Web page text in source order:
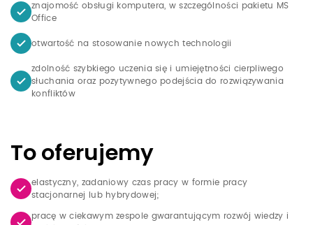
znajomość obsługi komputera, w szczególności pakietu MS
Office
otwartość na stosowanie nowych technologii
zdolność szybkiego uczenia się i umiejętności cierpliwego
słuchania oraz pozytywnego podejścia do rozwiązywania
konfliktów
To oferujemy
elastyczny, zadaniowy czas pracy w formie pracy
stacjonarnej lub hybrydowej;
pracę w ciekawym zespole gwarantującym rozwój wiedzy i